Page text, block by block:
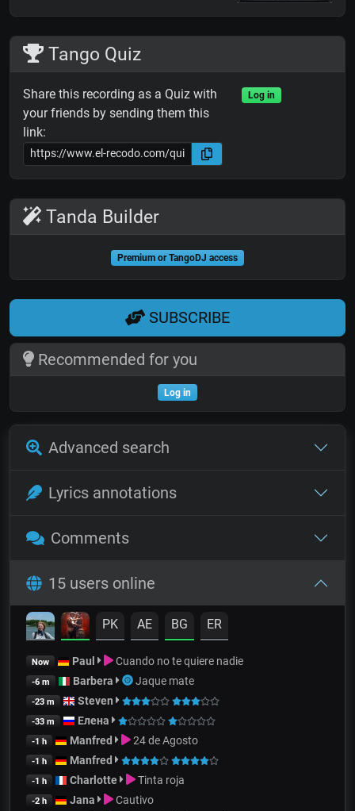
Tango Quiz
Share this recording as a Quiz with
your friends by sending them this
link:
Log in
Tanda Builder
Premium or TangoDJ access
SUBSCRIBE
Recommended for you
Log in
Advanced search
Lyrics annotations
Comments
15 users online
PK AE BG ER
Now Paul Cuando no te quiere nadie
-6 m Barbera Jaque mate
-23 m Steven
-33 m Елена
-1 h Manfred 24 de Agosto
-1 h Manfred
-1 h Charlotte Tinta roja
-2 h Jana Cautivo